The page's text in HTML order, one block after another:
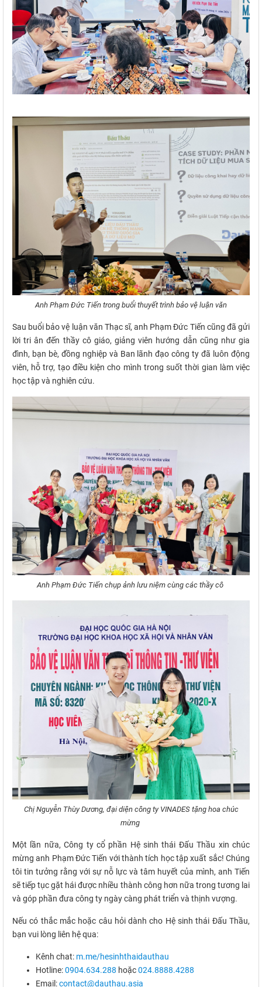
Anh Phạm Đức Tiến trong buổi thuyết trình bảo vệ luận văn
Sau buổi bảo vệ luận văn Thạc sĩ, anh Phạm Đức Tiến cũng đã gửi
lời tri ân đến thầy cô giáo, giảng viên hướng dẫn cũng như gia
đình, bạn bè, đồng nghiệp và Ban lãnh đạo công ty đã luôn động
viên, hỗ trợ, tạo điều kiện cho mình trong suốt thời gian làm việc
học tập và nghiên cứu.
Anh Phạm Đức Tiến chụp ảnh lưu niệm cùng các thầy cô
Chị Nguyễn Thùy Dương, đại diện công ty VINADES tặng hoa chúc
mừng
Một lần nữa, Công ty cổ phần Hệ sinh thái Đấu Thầu xin chúc
mừng anh Phạm Đức Tiến với thành tích học tập xuất sắc! Chúng
tôi tin tưởng rằng với sự nỗ lực và tâm huyết của mình, anh Tiến
sẽ tiếp tục gặt hái được nhiều thành công hơn nữa trong tương lai
và góp phần đưa công ty ngày càng phát triển và thịnh vượng.
Nếu có thắc mắc hoặc câu hỏi dành cho Hệ sinh thái Đấu Thầu,
bạn vui lòng liên hệ qua:
Kênh chat: m.me/hesinhthaidauthau
Hotline:0904.634.288 hoặc024.8888.4288
Email:contact@dauthau.asia